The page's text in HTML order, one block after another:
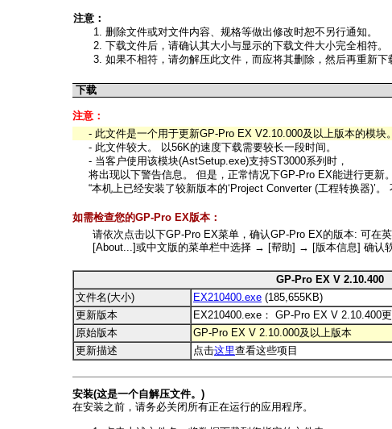
注意：
删除文件或对文件内容、规格等做出修改时恕不另行通知。
下载文件后，请确认其大小与显示的下载文件大小完全相符。
如果不相符，请勿解压此文件，而应将其删除，然后再重新下
下载
注意：
- 此文件是一个用于更新GP-Pro EX V2.10.000及以上版本的模块。
- 此文件较大。 以56K的速度下载需要较长一段时间。
- 当客户使用该模块(AstSetup.exe)支持ST3000系列时，
将出现以下警告信息。 但是，正常情况下GP-Pro EX能进行更新。
“本机上已经安装了较新版本的‘Project Converter (工程转换器)’。
如需检查您的GP-Pro EX版本：
请依次点击以下GP-Pro EX菜单，确认GP-Pro EX的版本: 可
[About...]或中文版的菜单栏中选择 → [帮助] → [版本信息] 确认软
GP-Pro EX V 2.10.400
文件名(大小)
EX210400.exe (185,655KB)
更新版本
EX210400.exe： GP-Pro EX V 2.10.400
原始版本
GP-Pro EX V 2.10.000及以上版本
更新描述
点击这里查看这些项目
安装(这是一个自解压文件。)
在安装之前，请务必关闭所有正在运行的应用程序。